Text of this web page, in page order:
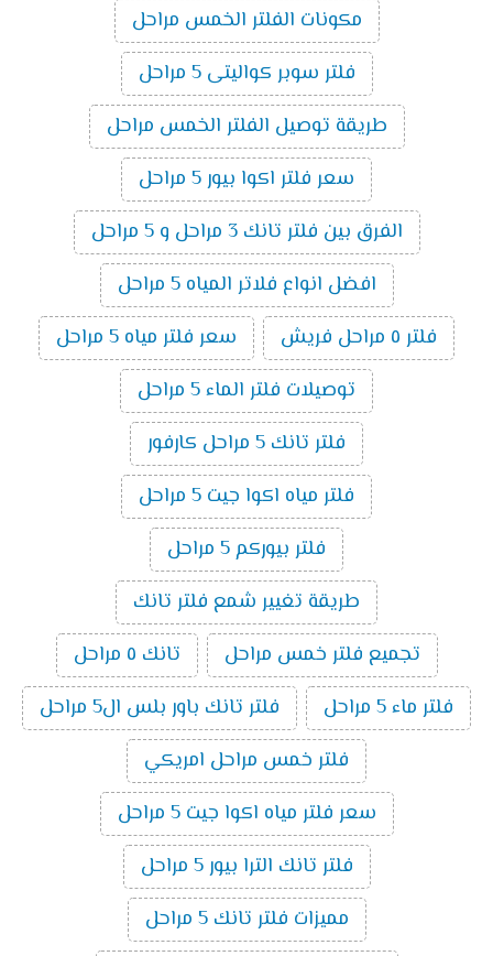
مكونات الفلتر الخمس مراحل
فلتر سوبر كواليتى 5 مراحل
طريقة توصيل الفلتر الخمس مراحل
سعر فلتر اكوا بيور 5 مراحل
الفرق بين فلتر تانك 3 مراحل و 5 مراحل
افضل انواع فلاتر المياه 5 مراحل
فلتر ٥ مراحل فريش
سعر فلتر مياه 5 مراحل
توصيلات فلتر الماء 5 مراحل
فلتر تانك 5 مراحل كارفور
فلتر مياه اكوا جيت 5 مراحل
فلتر بيوركم 5 مراحل
طريقة تغيير شمع فلتر تانك
تجميع فلتر خمس مراحل
تانك ٥ مراحل
فلتر ماء 5 مراحل
فلتر تانك باور بلس ال5 مراحل
فلتر خمس مراحل امريكي
سعر فلتر مياه اكوا جيت 5 مراحل
فلتر تانك الترا بيور 5 مراحل
مميزات فلتر تانك 5 مراحل